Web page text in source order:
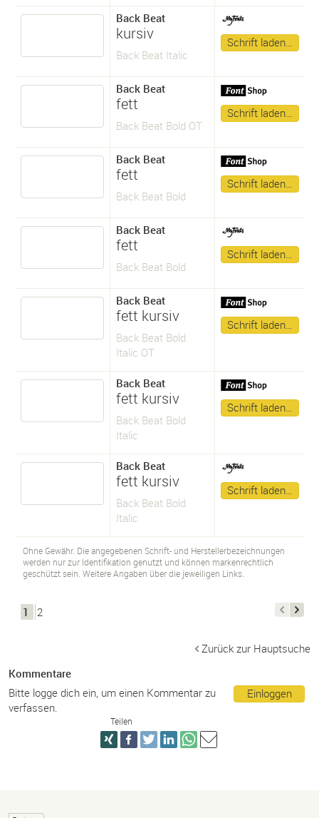
Back Beat
kursiv
Back Beat Italic
Schrift laden…
Back Beat
fett
Back Beat Bold OT
Schrift laden…
Back Beat
fett
Back Beat Bold
Schrift laden…
Back Beat
fett
Back Beat Bold
Schrift laden…
Back Beat
fett kursiv
Back Beat Bold
Italic OT
Schrift laden…
Back Beat
fett kursiv
Back Beat Bold
Italic
Schrift laden…
Back Beat
fett kursiv
Back Beat Bold
Italic
Schrift laden…
Ohne Gewähr. Die angegebenen Schrift- und Herstellerbezeichnungen
werden nur zur Identifikation genutzt und können markenrechtlich
geschützt sein. Weitere Angaben über die jeweiligen Links.
1 2
Zurück zur Hauptsuche
Kommentare
Einloggen
Bitte logge dich ein, um einen Kommentar zu
verfassen.
Teilen